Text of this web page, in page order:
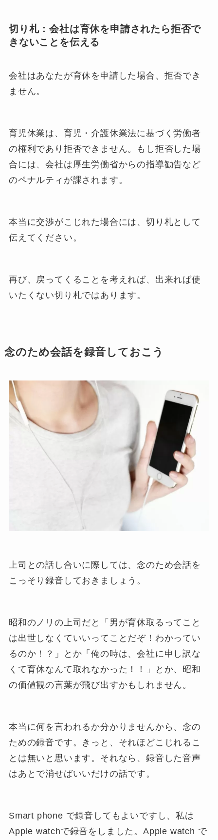
切り札：会社は育休を申請されたら拒否で
きないことを伝える
会社はあなたが育休を申請した場合、拒否でき
ません。
育児休業は、育児・介護休業法に基づく労働者
の権利であり拒否できません。もし拒否した場
合には、会社は厚生労働省からの指導勧告など
のペナルティが課されます。
本当に交渉がこじれた場合には、切り札として
伝えてください。
再び、戻ってくることを考えれば、出来れば使
いたくない切り札ではあります。
念のため会話を録音しておこう
上司との話し合いに際しては、念のため会話を
こっそり録音しておきましょう。
昭和のノリの上司だと「男が育休取るってこと
は出世しなくていいってことだぞ！わかってい
るのか！？」とか「俺の時は、会社に申し訳な
くて育休なんて取れなかった！！」とか、昭和
の価値観の言葉が飛び出すかもしれません。
本当に何を言われるか分かりませんから、念の
ための録音です。きっと、それほどこじれるこ
とは無いと思います。それなら、録音した音声
はあとで消せばいいだけの話です。
Smart phone で録音してもよいですし、私は
Apple watchで録音をしました。Apple watch で